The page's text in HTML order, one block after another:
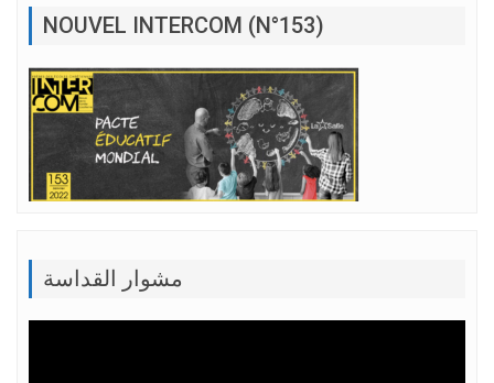
NOUVEL INTERCOM (N°153)
مشوار القداسة